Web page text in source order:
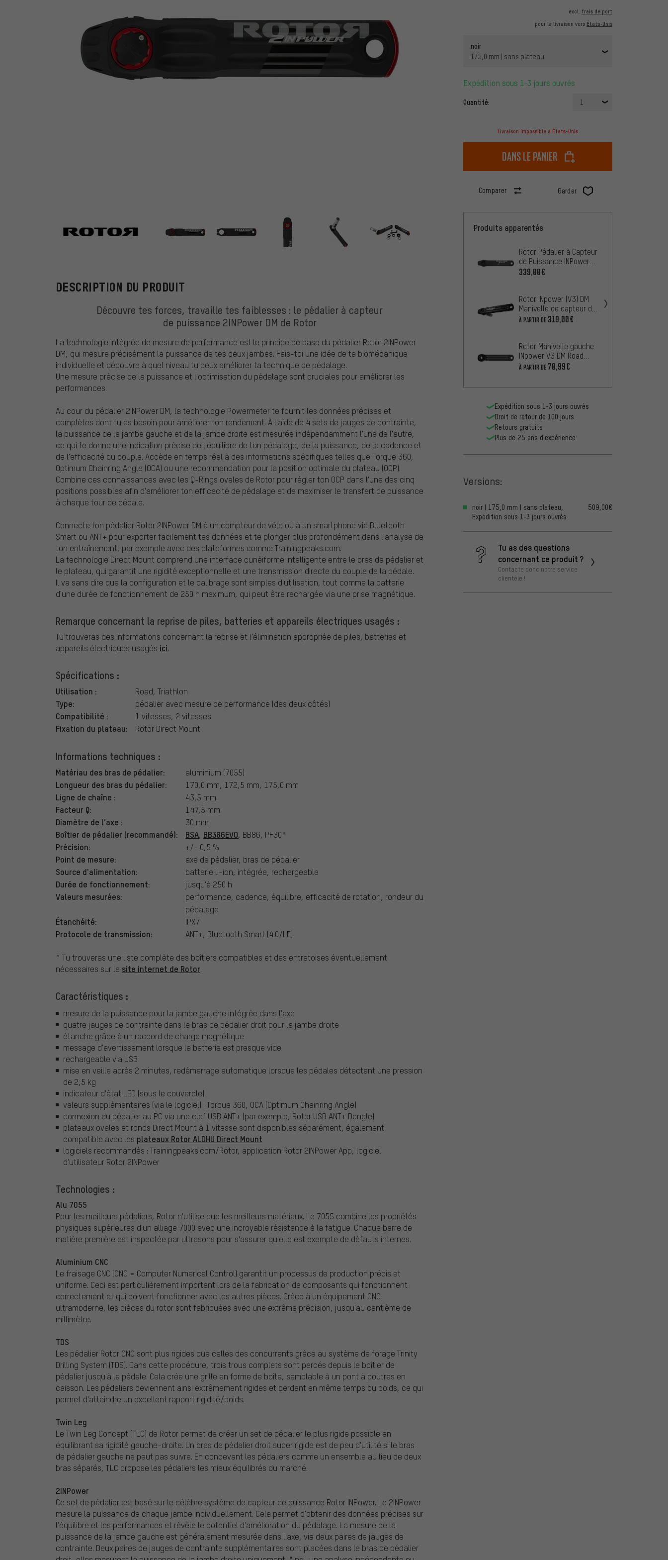
excl. frais de port
pour la livraison vers États-Unis
noir
175,0 mm | sans plateau
Expédition sous 1-3 jours ouvrés
Quantité: 1
Livraison impossible à États-Unis
dans le panier
Comparer Garder
Rotor
DESCRIPTION DU PRODUIT
Découvre tes forces, travaille tes faiblesses : le pédalier à capteur
de puissance 2INPower DM de Rotor
La technologie intégrée de mesure de performance est le principe de base du pédalier Rotor 2INPower
DM, qui mesure précisément la puissance de tes deux jambes. Fais-toi une idée de ta biomécanique
individuelle et découvre à quel niveau tu peux améliorer ta technique de pédalage.
Une mesure précise de la puissance et l'optimisation du pédalage sont cruciales pour améliorer les
performances.
Au cour du pédalier 2INPower DM, la technologie Powermeter te fournit les données précises et
complètes dont tu as besoin pour améliorer ton rendement. À l'aide de 4 sets de jauges de contrainte,
la puissance de la jambe gauche et de la jambe droite est mesurée indépendamment l'une de l'autre,
ce qui te donne une indication précise de l'équilibre de ton pédalage, de la puissance, de la cadence et
de l'efficacité du couple. Accède en temps réel à des informations spécifiques telles que Torque 360,
Optimum Chainring Angle (OCA) ou une recommandation pour la position optimale du plateau (OCP).
Combine ces connaissances avec les Q-Rings ovales de Rotor pour régler ton OCP dans l'une des cinq
positions possibles afin d'améliorer ton efficacité de pédalage et de maximiser le transfert de puissance
à chaque tour de pédale.
Connecte ton pédalier Rotor 2INPower DM à un compteur de vélo ou à un smartphone via Bluetooth
Smart ou ANT+ pour exporter facilement tes données et te plonger plus profondément dans l'analyse de
ton entraînement, par exemple avec des plateformes comme Trainingpeaks.com.
La technologie Direct Mount comprend une interface cunéiforme intelligente entre le bras de pédalier et
le plateau, qui garantit une rigidité exceptionnelle et une transmission directe du couple de la pédale.
Il va sans dire que la configuration et le calibrage sont simples d'utilisation, tout comme la batterie
d'une durée de fonctionnement de 250 h maximum, qui peut être rechargée via une prise magnétique.
Remarque concernant la reprise de piles, batteries et appareils électriques usagés :
Tu trouveras des informations concernant la reprise et l'élimination appropriée de piles, batteries et
appareils électriques usagés ici.
Spécifications :
Utilisation : Road, Triathlon
Type: pédalier avec mesure de performance (des deux côtés)
Compatibilité : 1 vitesses, 2 vitesses
Fixation du plateau: Rotor Direct Mount
Informations techniques :
Matériau des bras de pédalier: aluminium (7055)
Longueur des bras du pédalier: 170,0 mm, 172,5 mm, 175,0 mm
Ligne de chaîne : 43,5 mm
Facteur Q: 147,5 mm
Diamètre de l'axe : 30 mm
Boîtier de pédalier (recommandé): BSA, BB386EVO, BB86, PF30*
Précision: +/- 0,5 %
Point de mesure: axe de pédalier, bras de pédalier
Source d'alimentation: batterie li-ion, intégrée, rechargeable
Durée de fonctionnement: jusqu'à 250 h
Valeurs mesurées:
performance, cadence, équilibre, efficacité de rotation, rondeur du
pédalage
Étanchéité: IPX7
Protocole de transmission: ANT+, Bluetooth Smart (4.0/LE)
* Tu trouveras une liste complète des boîtiers compatibles et des entretoises éventuellement
nécessaires sur le site internet de Rotor.
Caractéristiques :
mesure de la puissance pour la jambe gauche intégrée dans l'axe
quatre jauges de contrainte dans le bras de pédalier droit pour la jambe droite
étanche grâce à un raccord de charge magnétique
message d'avertissement lorsque la batterie est presque vide
rechargeable via USB
mise en veille après 2 minutes, redémarrage automatique lorsque les pédales détectent une pression
de 2,5 kg
indicateur d'état LED (sous le couvercle)
valeurs supplémentaires (via le logiciel) : Torque 360, OCA (Optimum Chainring Angle)
connexion du pédalier au PC via une clef USB ANT+ (par exemple, Rotor USB ANT+ Dongle)
plateaux ovales et ronds Direct Mount à 1 vitesse sont disponibles séparément, également
compatible avec les plateaux Rotor ALDHU Direct Mount
logiciels recommandés : Trainingpeaks.com/Rotor, application Rotor 2INPower App, logiciel
d'utilisateur Rotor 2INPower
Technologies :
Alu 7055
Pour les meilleurs pédaliers, Rotor n'utilise que les meilleurs matériaux. Le 7055 combine les propriétés
physiques supérieures d'un alliage 7000 avec une incroyable résistance à la fatigue. Chaque barre de
matière première est inspectée par ultrasons pour s'assurer qu'elle est exempte de défauts internes.
Aluminium CNC
Le fraisage CNC (CNC = Computer Numerical Control) garantit un processus de production précis et
uniforme. Ceci est particulièrement important lors de la fabrication de composants qui fonctionnent
correctement et qui doivent fonctionner avec les autres pièces. Grâce à un équipement CNC
ultramoderne, les pièces du rotor sont fabriquées avec une extrême précision, jusqu'au centième de
millimètre.
TDS
Les pédalier Rotor CNC sont plus rigides que celles des concurrents grâce au système de forage Trinity
Drilling System (TDS). Dans cette procédure, trois trous complets sont percés depuis le boîtier de
pédalier jusqu'à la pédale. Cela crée une grille en forme de boîte, semblable à un pont à poutres en
caisson. Les pédaliers deviennent ainsi extrêmement rigides et perdent en même temps du poids, ce qui
permet d'atteindre un excellent rapport rigidité/poids.
Twin Leg
Le Twin Leg Concept (TLC) de Rotor permet de créer un set de pédalier le plus rigide possible en
équilibrant sa rigidité gauche-droite. Un bras de pédalier droit super rigide est de peu d'utilité si le bras
de pédalier gauche ne peut pas suivre. En concevant les pédaliers comme un ensemble au lieu de deux
bras séparés, TLC propose les pédaliers les mieux équilibrés du marché.
2INPower
Ce set de pédalier est basé sur le célèbre système de capteur de puissance Rotor INPower. Le 2INPower
mesure la puissance de chaque jambe individuellement. Cela permet d'obtenir des données précises sur
l'équilibre et les performances et révèle le potentiel d'amélioration du pédalage. La mesure de la
puissance de la jambe gauche est généralement mesurée dans l'axe, via deux paires de jauges de
contrainte. Deux paires de jauges de contrainte supplémentaires sont placées dans le bras de pédalier
Produits apparentés
Rotor Pédalier à Capteur
de Puissance INPower
DM Road
339,00€
Rotor INpower (V3) DM
Manivelle de capteur de
puissance ROUTE
À PARTIR DE 319,00€
Rotor Manivelle gauche
INpower V3 DM Road
pour capteurs de
À PARTIR DE 70,99€
Expédition sous 1-3 jours ouvrés
Droit de retour de 100 jours
Retours gratuits
Plus de 25 ans d'expérience
Versions:
noir | 175,0 mm | sans plateau,
Expédition sous 1-3 jours ouvrés
509,00€
Tu as des questions
concernant ce produit ?
Contacte donc notre service
clientèle !